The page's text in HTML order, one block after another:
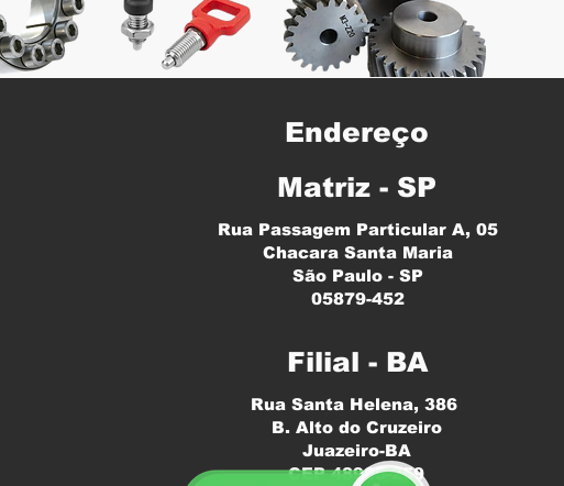
Endereço
Matriz - SP
Rua Passagem Particular A, 05
Chacara Santa Maria
São Paulo - SP
05879-452
Filial - BA
Rua Santa Helena, 386
B. Alto do Cruzeiro
Juazeiro-BA
CEP 48905-259